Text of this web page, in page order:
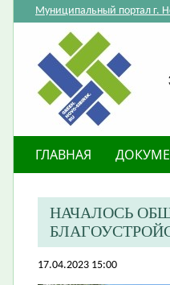
Муниципальный портал г.
ГЛАВНАЯ
НАЧАЛОСЬ
17.04.2023 15:00